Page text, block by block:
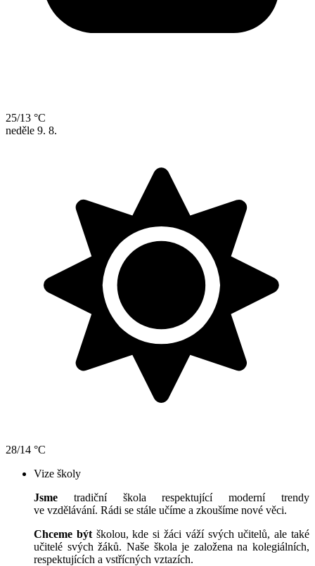
25/13 °C
neděle 9. 8.
28/14 °C
Vize školy
Jsme tradiční škola respektující moderní trendy
ve vzdělávání. Rádi se stále učíme a zkoušíme nové věci.
Chceme býtškolou, kde si žáci váží svých učitelů, ale také
učitelé svých žáků. Naše škola je založena na kolegiálních,
respektujících a vstřícných vztazích.